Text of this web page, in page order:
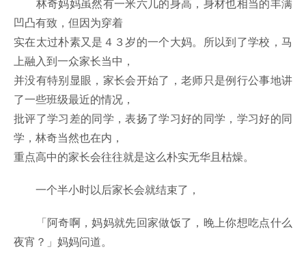
林奇妈妈虽然有一米六几的身高，身材也相当的丰满
凹凸有致，但因为穿着
实在太过朴素又是４３岁的一个大妈。所以到了学校，马
上融入到一众家长当中，
并没有特别显眼，家长会开始了，老师只是例行公事地讲
了一些班级最近的情况，
批评了学习差的同学，表扬了学习好的同学，学习好的同
学，林奇当然也在内，
重点高中的家长会往往就是这么朴实无华且枯燥。
一个半小时以后家长会就结束了，
「阿奇啊，妈妈就先回家做饭了，晚上你想吃点什么
夜宵？」妈妈问道。